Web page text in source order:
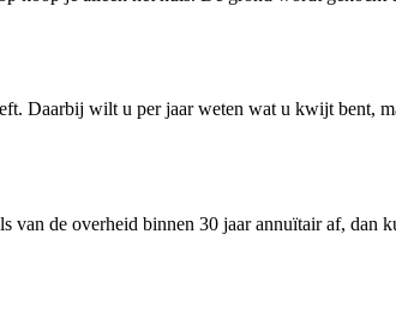
Daarbij wilt u per jaar weten wat u kwijt bent,
van de overheid binnen 30 jaar annuïtair af,